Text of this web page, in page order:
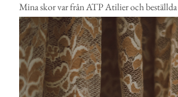
Mina skor var från ATP Atilier och